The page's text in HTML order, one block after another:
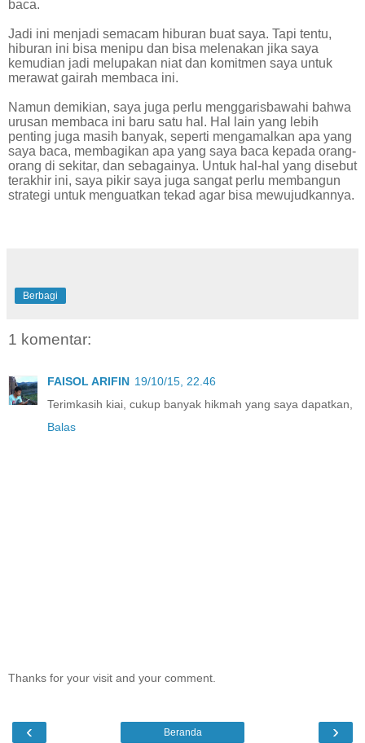
baca.
Jadi ini menjadi semacam hiburan buat saya. Tapi tentu,
hiburan ini bisa menipu dan bisa melenakan jika saya
kemudian jadi melupakan niat dan komitmen saya untuk
merawat gairah membaca ini.
Namun demikian, saya juga perlu menggarisbawahi bahwa
urusan membaca ini baru satu hal. Hal lain yang lebih
penting juga masih banyak, seperti mengamalkan apa yang
saya baca, membagikan apa yang saya baca kepada orang-
orang di sekitar, dan sebagainya. Untuk hal-hal yang disebut
terakhir ini, saya pikir saya juga sangat perlu membangun
strategi untuk menguatkan tekad agar bisa mewujudkannya.
Berbagi
1 komentar:
FAISOL ARIFIN 19/10/15, 22.46
Terimkasih kiai, cukup banyak hikmah yang saya dapatkan,
Balas
Thanks for your visit and your comment.
‹ ›
Beranda